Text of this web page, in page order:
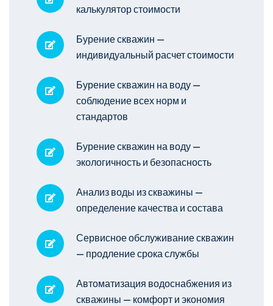
калькулятор стоимости
Бурение скважин —
индивидуальный расчет стоимости
Бурение скважин на воду —
соблюдение всех норм и
стандартов
Бурение скважин на воду —
экологичность и безопасность
Анализ воды из скважины —
определение качества и состава
Сервисное обслуживание скважин
— продление срока службы
Автоматизация водоснабжения из
скважины — комфорт и экономия